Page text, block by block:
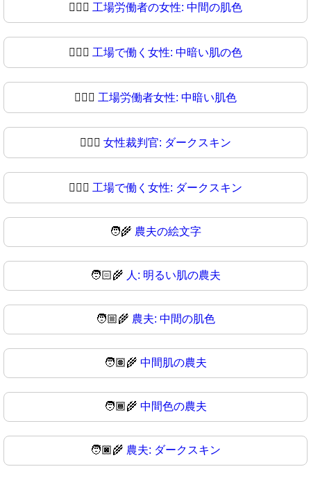
👩🏽‍⚖ 工場労働者の女性: 中間の肌色
👩🏾‍⚖️ 工場で働く女性: 中暗い肌の色
👩🏾‍⚖ 工場労働者女性: 中暗い肌色
👩🏿‍⚖️ 女性裁判官: ダークスキン
👩🏿‍⚖ 工場で働く女性: ダークスキン
🧑‍🌾 農夫の絵文字
🧑🏻‍🌾 人: 明るい肌の農夫
🧑🏼‍🌾 農夫: 中間の肌色
🧑🏽‍🌾 中間肌の農夫
🧑🏾‍🌾 中間色の農夫
🧑🏿‍🌾 農夫: ダークスキン